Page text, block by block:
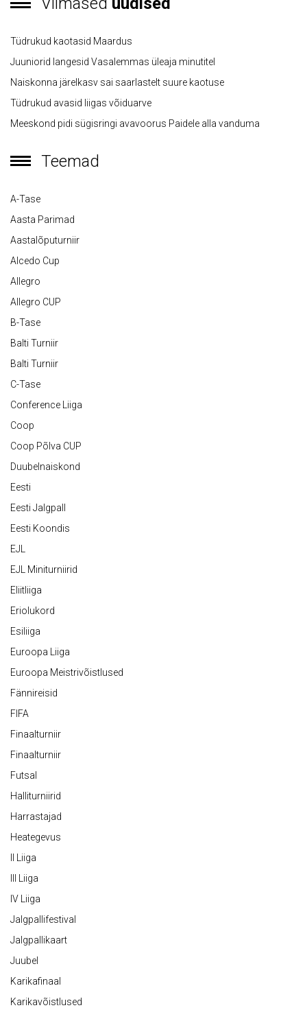
Tüdrukud kaotasid Maardus
Juuniorid langesid Vasalemmas üleaja minutitel
Naiskonna järelkasv sai saarlastelt suure kaotuse
Tüdrukud avasid liigas võiduarve
Meeskond pidi sügisringi avavoorus Paidele alla vanduma
Teemad
A-Tase
Aasta Parimad
Aastalõputurniir
Alcedo Cup
Allegro
Allegro CUP
B-Tase
Balti Turniir
Balti Turniir
C-Tase
Conference Liiga
Coop
Coop Põlva CUP
Duubelnaiskond
Eesti
Eesti Jalgpall
Eesti Koondis
EJL
EJL Miniturniirid
Eliitliiga
Eriolukord
Esiliiga
Euroopa Liiga
Euroopa Meistrivõistlused
Fännireisid
FIFA
Finaalturniir
Finaalturniir
Futsal
Halliturniirid
Harrastajad
Heategevus
II Liiga
III Liiga
IV Liiga
Jalgpallifestival
Jalgpallikaart
Juubel
Karikafinaal
Karikavõistlused